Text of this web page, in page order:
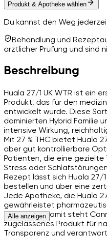
Produkt & Apotheke wählen
Du kannst den Weg
Behandlung und
ärztlicher Prüfung und sind
Beschreibung
Huala 27/1 UK WTR ist ein
Produkt, das für den
entwickelt wurde. Diese
dominierten Hybrid Familie
intensive Wirkung,
Mit 27 % THC bietet Huala
aber gut kontrollierbare
Patienten, die eine gezielte
Stress oder
Rezept lässt sich Huala 27/
bestellen und über eine
Jede Apotheke, die Huala
gewährleistet
Sicherheit. Damit steht
zugelassenes Produkt für
Transparenz und
Alle anzeigen